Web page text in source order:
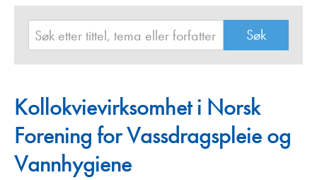
Kollokvievirksomhet i Norsk
Forening for Vassdragspleie og
Vannhygiene